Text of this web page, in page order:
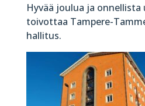
Hyvää joulua ja
toivottaa Tampere-
hallitus.